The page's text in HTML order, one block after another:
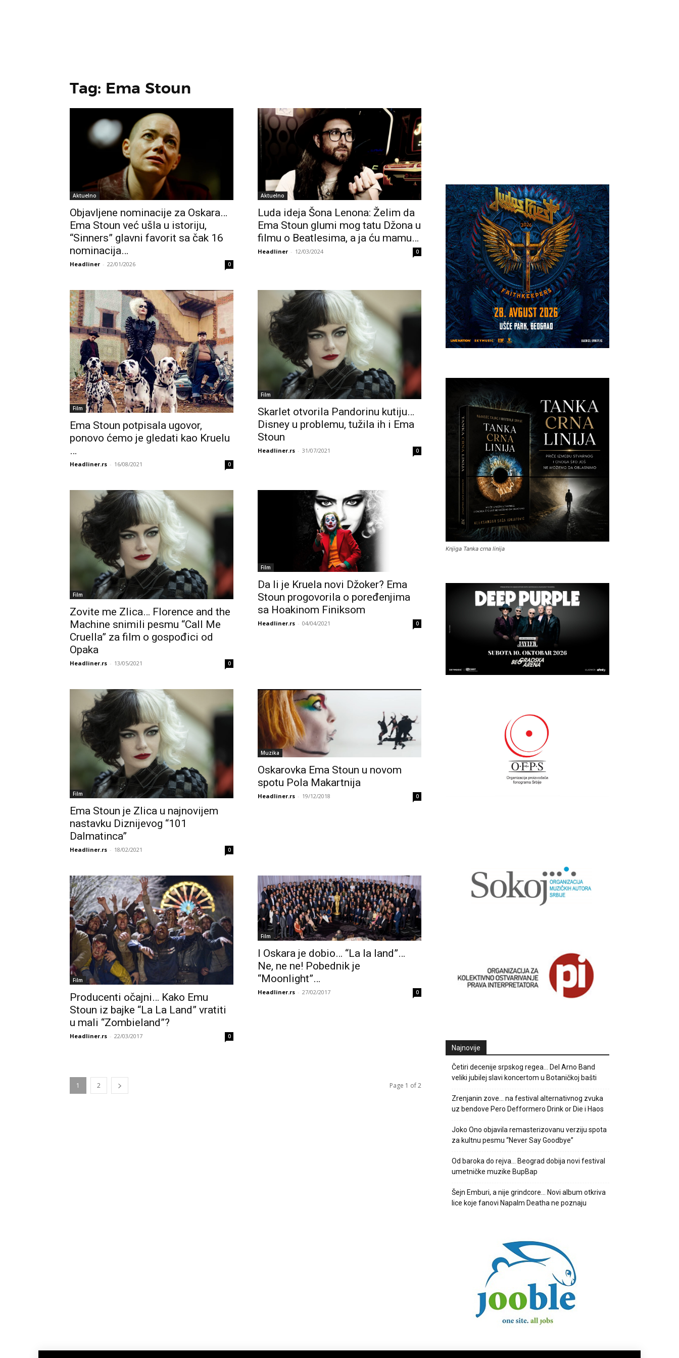
Tag: Ema Stoun
Aktuelno
Objavljene nominacije za Oskara…
Ema Stoun već ušla u istoriju,
“Sinners” glavni favorit sa čak 16
nominacija…
Headliner - 22/01/2026 0
Aktuelno
Luda ideja Šona Lenona: Želim da
Ema Stoun glumi mog tatu Džona u
filmu o Beatlesima, a ja ću mamu…
Headliner - 12/03/2024 0
Film
Ema Stoun potpisala ugovor,
ponovo ćemo je gledati kao Kruelu
…
Headliner.rs - 16/08/2021 0
Film
Skarlet otvorila Pandorinu kutiju…
Disney u problemu, tužila ih i Ema
Stoun
Headliner.rs - 31/07/2021 0
Film
Zovite me Zlica… Florence and the
Machine snimili pesmu “Call Me
Cruella” za film o gospođici od
Opaka
Headliner.rs - 13/05/2021 0
Film
Da li je Kruela novi Džoker? Ema
Stoun progovorila o poređenjima
sa Hoakinom Finiksom
Headliner.rs - 04/04/2021 0
Film
Ema Stoun je Zlica u najnovijem
nastavku Diznijevog “101
Dalmatinca”
Headliner.rs - 18/02/2021 0
Muzika
Oskarovka Ema Stoun u novom
spotu Pola Makartnija
Headliner.rs - 19/12/2018 0
Film
Producenti očajni… Kako Emu
Stoun iz bajke “La La Land” vratiti
u mali “Zombieland”?
Headliner.rs - 22/03/2017 0
Film
I Oskara je dobio… “La la land”…
Ne, ne ne! Pobednik je
“Moonlight”…
Headliner.rs - 27/02/2017 0
1 2 Page 1 of 2
Knjiga Tanka crna linija
Najnovije
Četiri decenije srpskog regea… Del Arno Band
veliki jubilej slavi koncertom u Botaničkoj bašti
Zrenjanin zove… na festival alternativnog zvuka
uz bendove Pero Defformero Drink or Die i Haos
Joko Ono objavila remasterizovanu verziju spota
za kultnu pesmu “Never Say Goodbye”
Od baroka do rejva… Beograd dobija novi festival
umetničke muzike BupBap
Šejn Emburi, a nije grindcore… Novi album otkriva
lice koje fanovi Napalm Deatha ne poznaju